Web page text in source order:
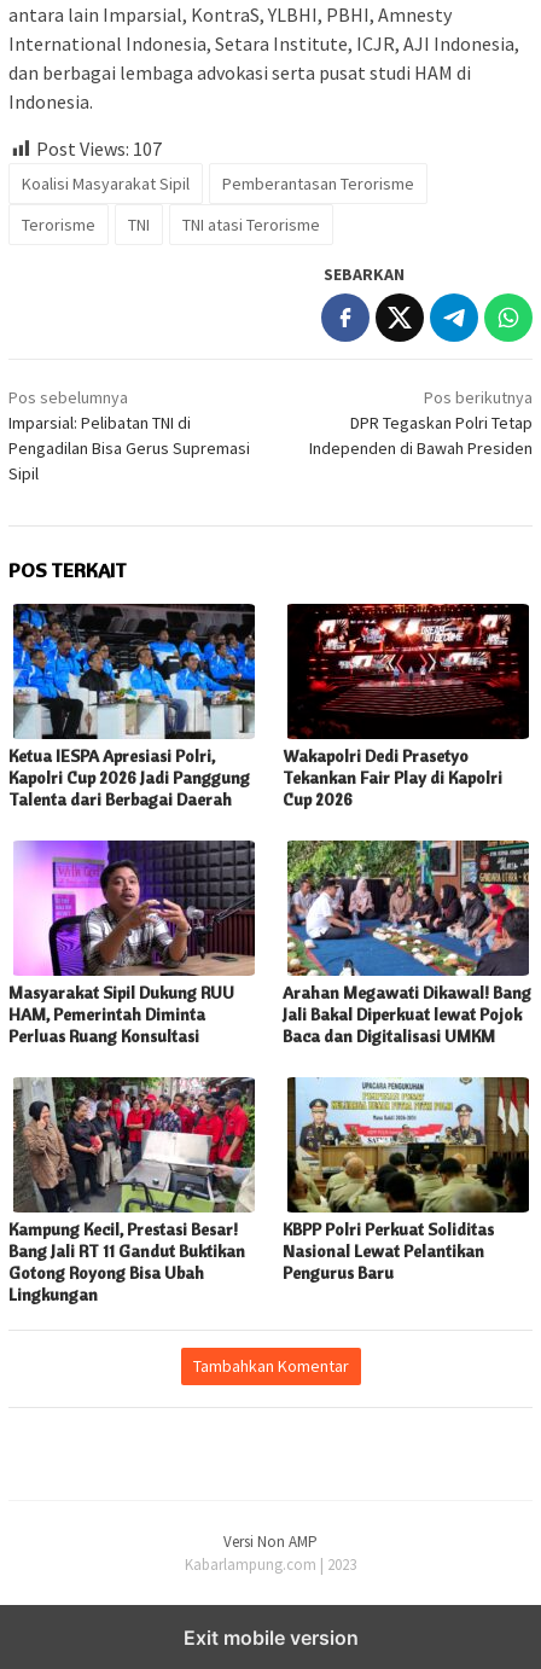
antara lain Imparsial, KontraS, YLBHI, PBHI, Amnesty
International Indonesia, Setara Institute, ICJR, AJI Indonesia,
dan berbagai lembaga advokasi serta pusat studi HAM di
Indonesia.
Post Views: 107
Koalisi Masyarakat Sipil
Pemberantasan Terorisme
Terorisme
TNI TNI atasi Terorisme
SEBARKAN
Navigasi
pos
Pos sebelumnya
Imparsial: Pelibatan TNI di
Pengadilan Bisa Gerus Supremasi
Sipil
Pos berikutnya
DPR Tegaskan Polri Tetap
Independen di Bawah Presiden
POS TERKAIT
Ketua IESPA Apresiasi Polri,
Kapolri Cup 2026 Jadi Panggung
Talenta dari Berbagai Daerah
Wakapolri Dedi Prasetyo
Tekankan Fair Play di Kapolri
Cup 2026
Masyarakat Sipil Dukung RUU
HAM, Pemerintah Diminta
Perluas Ruang Konsultasi
Arahan Megawati Dikawal! Bang
Jali Bakal Diperkuat lewat Pojok
Baca dan Digitalisasi UMKM
Kampung Kecil, Prestasi Besar!
Bang Jali RT 11 Gandut Buktikan
Gotong Royong Bisa Ubah
Lingkungan
KBPP Polri Perkuat Soliditas
Nasional Lewat Pelantikan
Pengurus Baru
Tambahkan Komentar
Versi Non AMP
Kabarlampung.com | 2023
Exit mobile version